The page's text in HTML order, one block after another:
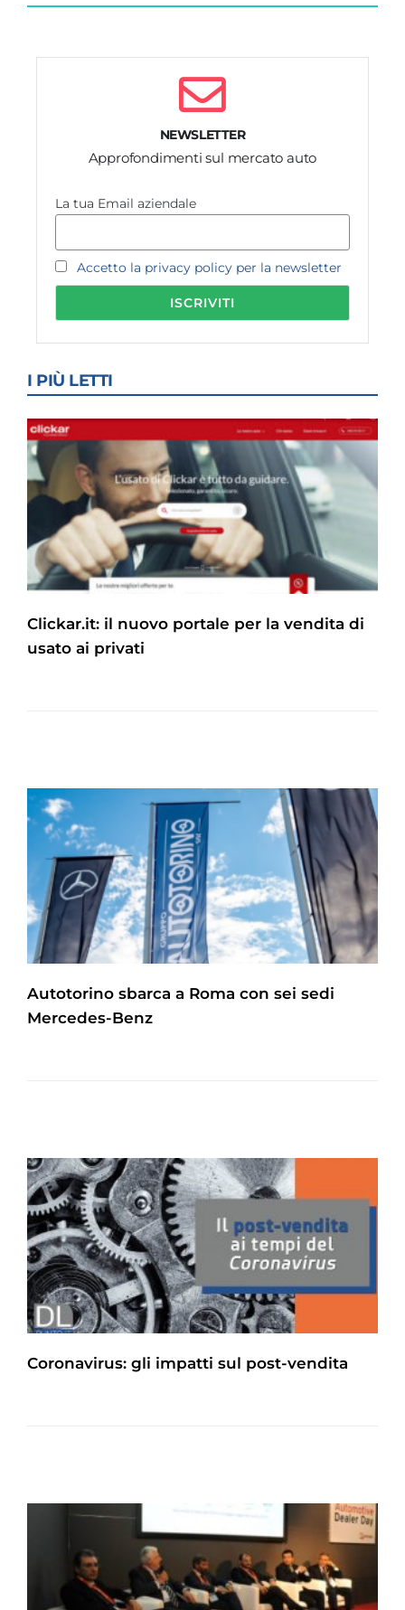
NEWSLETTER
Approfondimenti sul mercato auto
La tua Email aziendale
Accetto la privacy policy per la newsletter
I PIÙ LETTI
Clickar.it: il nuovo portale per la vendita di
usato ai privati
Autotorino sbarca a Roma con sei sedi
Mercedes-Benz
Coronavirus: gli impatti sul post-vendita